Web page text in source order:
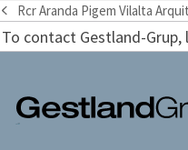
previous
post:
Rcr Aranda Pigem Vilalta
To contact Gestland-